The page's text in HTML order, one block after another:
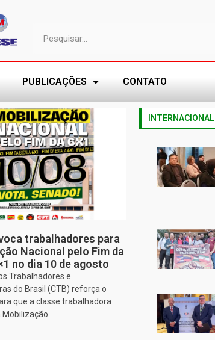
PUBLICAÇÕES CONTATO
trabalhadores para
Nacional pelo Fim da
no dia 10 de agosto
Trabalhadores e
do Brasil (CTB) reforça o
que a classe trabalhadora
Mobilização
INTERNACIONAL